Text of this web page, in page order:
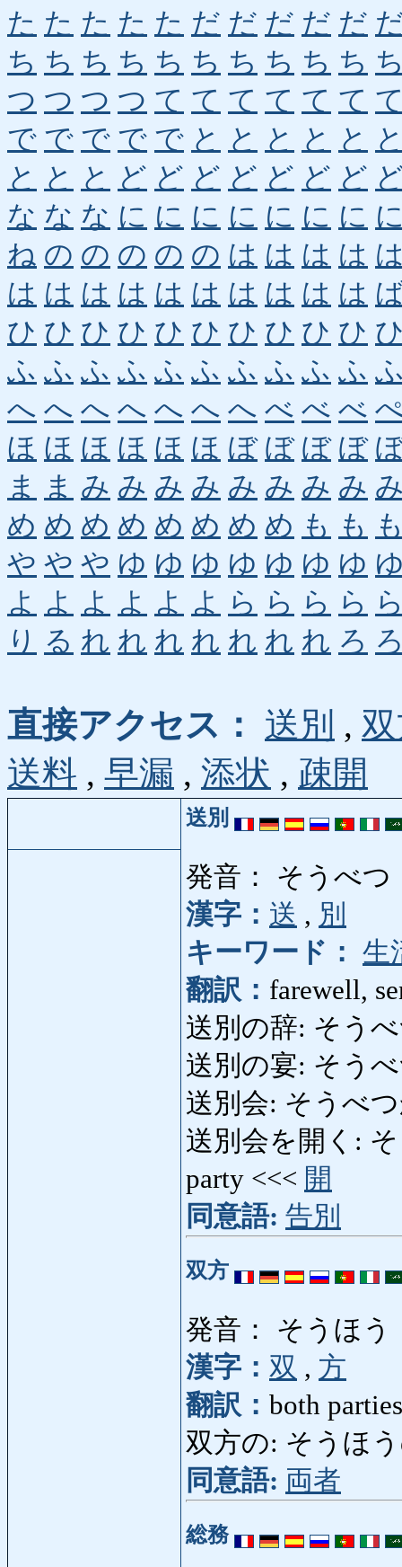
た た た た た だ だ だ だ だ
ち ち ち ち ち ち ち ち ち ち
つ つ つ つ て て て て て て
で で で で で と と と と と
と と と ど ど ど ど ど ど ど
な な な に に に に に に に
ね の の の の の は は は は
は は は は は は は は は は
ひ ひ ひ ひ ひ ひ ひ ひ ひ ひ
ふ ふ ふ ふ ふ ふ ふ ふ ふ ふ
へ へ へ へ へ へ へ べ べ べ
ほ ほ ほ ほ ほ ほ ぼ ぼ ぼ ぼ
ま
ま み み み み み み み み
め め め め め め め め も も
や や や ゆ ゆ ゆ ゆ ゆ ゆ ゆ
よ よ よ よ よ よ ら ら ら ら
り る れ れ れ れ れ れ れ ろ
直接アクセス： 送別 ,
送料 , 早漏 , 添状 , 疎開
送別
発音： そうべつ
漢字： 送 , 別
キーワード： 生
翻訳： farewell,
送別の辞: そう
送別の宴: そう
送別会: そうべ
送別会を開く:
party <<< 開
同意語: 告別
双方
発音： そうほう
漢字： 双 , 方
翻訳： both
双方の: そうほ
同意語: 両者
総務